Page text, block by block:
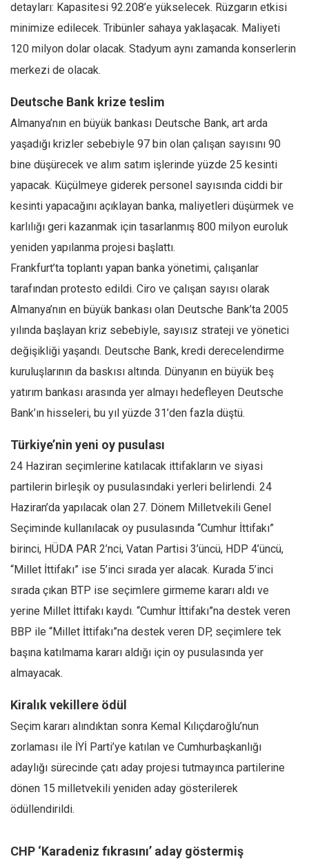
Düşünce
detayları: Kapasitesi 92.208’e yükselecek. Rüzgarın etkisi
minimize edilecek. Tribünler sahaya yaklaşacak. Maliyeti
120 milyon dolar olacak. Stadyum aynı zamanda konserlerin
merkezi de olacak.
Deutsche Bank krize teslim
Almanya’nın en büyük bankası Deutsche Bank, art arda
yaşadığı krizler sebebiyle 97 bin olan çalışan sayısını 90
bine düşürecek ve alım satım işlerinde yüzde 25 kesinti
yapacak. Küçülmeye giderek personel sayısında ciddi bir
kesinti yapacağını açıklayan banka, maliyetleri düşürmek ve
karlılığı geri kazanmak için tasarlanmış 800 milyon euroluk
yeniden yapılanma projesi başlattı.
Frankfurt’ta toplantı yapan banka yönetimi, çalışanlar
tarafından protesto edildi. Ciro ve çalışan sayısı olarak
Almanya’nın en büyük bankası olan Deutsche Bank’ta 2005
yılında başlayan kriz sebebiyle, sayısız strateji ve yönetici
değişikliği yaşandı. Deutsche Bank, kredi derecelendirme
kuruluşlarının da baskısı altında. Dünyanın en büyük beş
yatırım bankası arasında yer almayı hedefleyen Deutsche
Bank’ın hisseleri, bu yıl yüzde 31’den fazla düştü.
Türkiye’nin yeni oy pusulası
24 Haziran seçimlerine katılacak ittifakların ve siyasi
partilerin birleşik oy pusulasındaki yerleri belirlendi. 24
Haziran’da yapılacak olan 27. Dönem Milletvekili Genel
Seçiminde kullanılacak oy pusulasında “Cumhur İttifakı”
birinci, HÜDA PAR 2’nci, Vatan Partisi 3’üncü, HDP 4’üncü,
“Millet İttifakı” ise 5’inci sırada yer alacak. Kurada 5’inci
sırada çıkan BTP ise seçimlere girmeme kararı aldı ve
yerine Millet İttifakı kaydı. “Cumhur İttifakı”na destek veren
BBP ile “Millet İttifakı”na destek veren DP, seçimlere tek
başına katılmama kararı aldığı için oy pusulasında yer
almayacak.
Kiralık vekillere ödül
Seçim kararı alındıktan sonra Kemal Kılıçdaroğlu’nun
zorlaması ile İYİ Parti’ye katılan ve Cumhurbaşkanlığı
adaylığı sürecinde çatı aday projesi tutmayınca partilerine
dönen 15 milletvekili yeniden aday gösterilerek
ödüllendirildi.
CHP ‘Karadeniz fıkrasını’ aday göstermiş